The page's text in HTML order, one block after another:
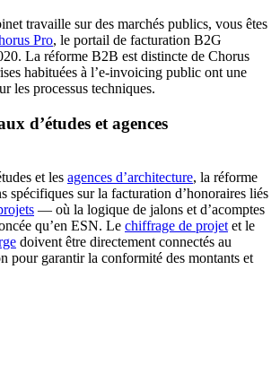
travaille sur des marchés publics, vous êtes
Pro, le portail de facturation B2G
La réforme B2B est distincte de Chorus
habituées à l’e-invoicing public ont une
les processus techniques.
d’études et agences
et les agences d’architecture, la réforme
spécifiques sur la facturation d’honoraires liés
— où la logique de jalons et d’acomptes
qu’en ESN. Le chiffrage de projetet le
doivent être directement connectés au
pour garantir la conformité des montants et